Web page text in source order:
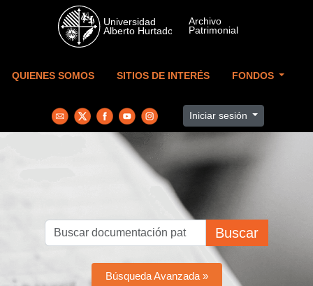
Skip to main content
QUIENES SOMOS SITIOS DE INTERÉS FONDOS
Iniciar sesión
Buscar
Búsqueda Avanzada »